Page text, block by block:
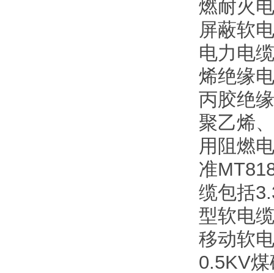
燃耐火
屏蔽软
电力电
烯绝缘
丙胶绝
聚乙烯
用阻燃
准
缆包括
型软电
移动软
0.5KV